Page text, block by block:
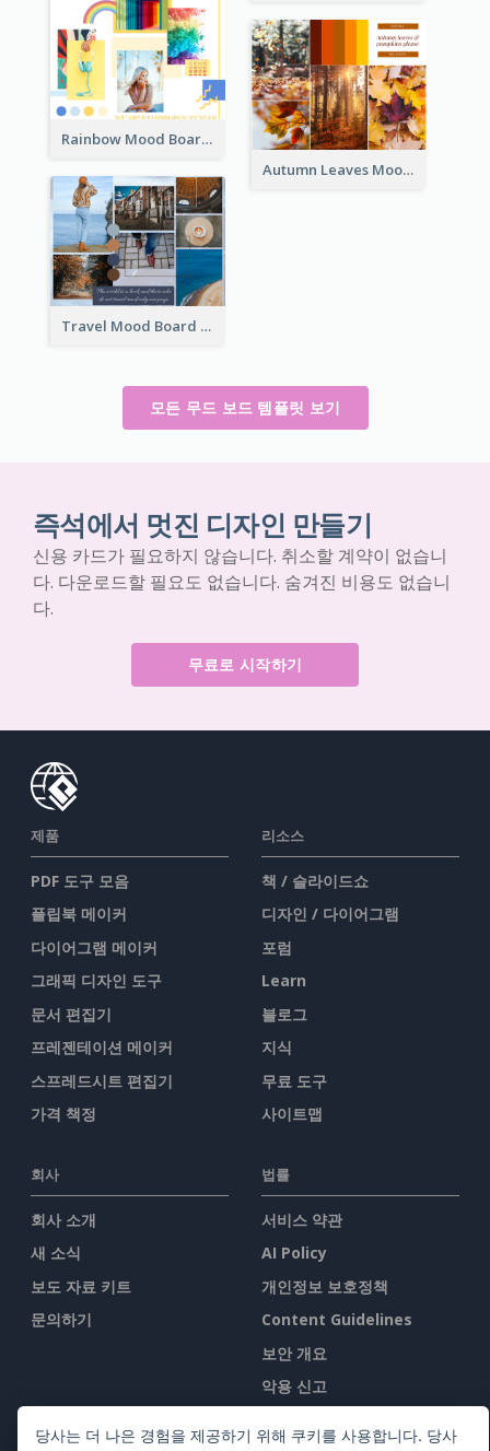
Rainbow Mood Board
Autumn Leaves Mood Board
Travel Mood Board
모든 무드 보드 템플릿 보기
즉석에서 멋진 디자인 만들기
신용 카드가 필요하지 않습니다. 취소할 계약이 없습니
다. 다운로드할 필요도 없습니다. 숨겨진 비용도 없습니
다.
무료로 시작하기
제품
PDF 도구 모음
플립북 메이커
다이어그램 메이커
그래픽 디자인 도구
문서 편집기
프레젠테이션 메이커
스프레드시트 편집기
가격 책정
리소스
책 / 슬라이드쇼
디자인 / 다이어그램
포럼
Learn
블로그
지식
무료 도구
사이트맵
회사
회사 소개
새 소식
보도 자료 키트
문의하기
법률
서비스 약관
AI Policy
개인정보 보호정책
Content Guidelines
보안 개요
악용 신고
우리를 찾아
당사는 더 나은 경험을 제공하기 위해 쿠키를 사용합니다. 당사